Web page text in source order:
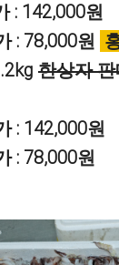
: 142,000원
: 78,000원
한상자 판
: 142,000원
: 78,000원